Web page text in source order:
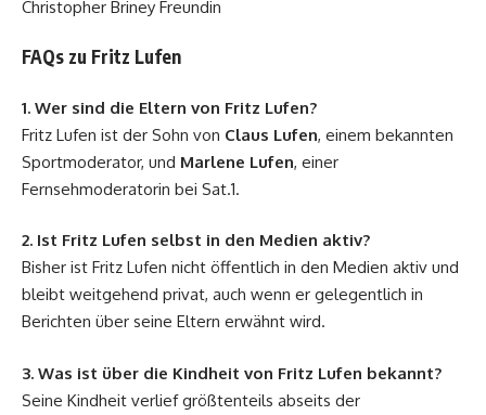
Christopher Briney Freundin
FAQs zu Fritz Lufen
1. Wer sind die Eltern von Fritz Lufen?
Fritz Lufen ist der Sohn von Claus Lufen, einem bekannten
Sportmoderator, und Marlene Lufen, einer
Fernsehmoderatorin bei Sat.1.
2. Ist Fritz Lufen selbst in den Medien aktiv?
Bisher ist Fritz Lufen nicht öffentlich in den Medien aktiv und
bleibt weitgehend privat, auch wenn er gelegentlich in
Berichten über seine Eltern erwähnt wird.
3. Was ist über die Kindheit von Fritz Lufen bekannt?
Seine Kindheit verlief größtenteils abseits der